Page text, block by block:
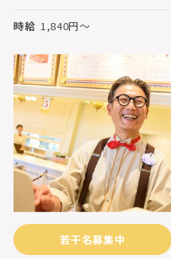
時給 1,840円〜
若干名募集中